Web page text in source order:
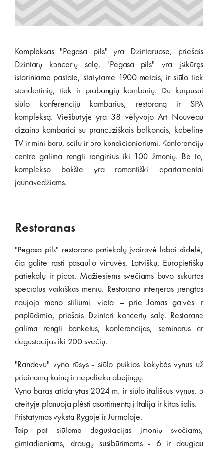
Kompleksas "Pegasa pils" yra Dzintaruose, priešais
Dzintarų koncertų salę. "Pegasa pils" yra įsikūręs
istoriniame pastate, statytame 1900 metais, ir siūlo tiek
standartinių, tiek ir prabangių kambarių. Du korpusai
siūlo konferencijų kambarius, restoraną ir SPA
kompleksą. Viešbutyje yra 38 vėlyvojo Art Nouveau
dizaino kambariai su prancūziškais balkonais, kabeline
TV ir mini baru, seifu ir oro kondicionieriumi. Konferencijų
centre galima rengti renginius iki 100 žmonių. Be to,
komplekso bokšte yra romantiški apartamentai
jaunavedžiams.
Restoranas
"Pegasa pils" restorano patiekalų įvairovė labai didelė,
čia galite rasti pasaulio virtuvės, Latviškų, Europietiškų
patiekalų ir picos. Mažiesiems svečiams buvo sukurtas
specialus vaikiškas meniu. Restorano interjeras įrengtas
naujojo meno stiliumi; vieta – prie Jomas gatvės ir
paplūdimio, priešais Dzintari koncertų salę. Restorane
galima rengti banketus, konferencijas, seminarus ar
degustacijas iki 200 svečių.
"Randevu" vyno rūsys - siūlo puikios kokybės vynus už
prieinamą kainą ir nepalieka abejingų.
Vyno baras atidarytas 2024 m. ir siūlo itališkus vynus, o
ateityje planuoja plėsti asortimentą į Italiją ir kitas šalis.
Pristatymas vyksta Rygoje ir Jūrmaloje.
Taip pat siūlome degustacijas įmonių svečiams,
gimtadieniams, draugų susibūrimams - 6 ir daugiau